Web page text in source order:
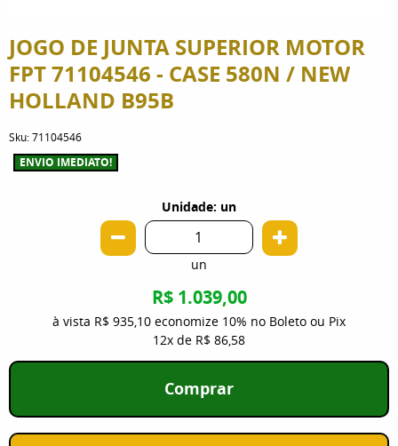
JOGO DE JUNTA SUPERIOR MOTOR
FPT 71104546 - CASE 580N / NEW
HOLLAND B95B
Sku:71104546
ENVIO IMEDIATO!
Unidade: un
un
R$ 1.039,00
à vista R$ 935,10 economize 10% no Boleto ou Pix
12x de R$ 86,58
Comprar